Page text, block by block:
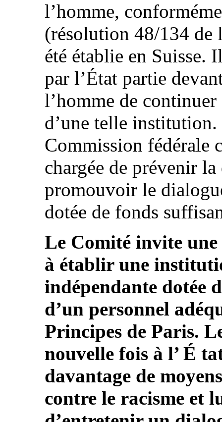
l’homme,
(résolution 48/134 de
été établie en Suisse.
par l’État partie
l’homme de
d’une telle
Commission fédérale
chargée de prévenir
promouvoir le
dotée de fonds
Le Comité invite
à établir une
indépendante dotée
d’un personnel
Principes de Paris.
nouvelle fois à l’ É
davantage de
contre le racisme et